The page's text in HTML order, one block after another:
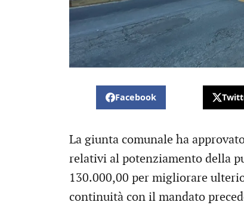
Facebook
La giunta comunale ha
relativi al potenziamento della
130.000,00 per migliorare
continuità con il mandato